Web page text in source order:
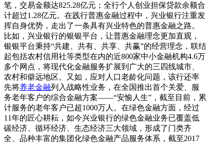
笔，交易金额达825.28亿元；全行个人创业担保贷款余额合
计超过1.28亿元。在践行普惠金融过程中，兴业银行注重发
挥自身优势，走出了一条具有兴业特色的普惠金融之路。
比如，兴业银行的银银平台，让普惠金融理念更加直观，
银银平台秉持“共建、共有、共享、共赢”的经营理念，联结
起包括农村信用社等类型在内的近800家中小金融机构4.6万
多个网点，将现代化金融服务扩展到广大的三四线城市、
农村和僻远地区。又如，应对人口老龄化问题，该行还率
先将养老金融列入战略性业务，在全国推出首个关爱、服
务老年客户的综合金融方案——“安愉人生”，截至目前，累
计服务的老年客户已超1000万人。在绿色金融方面，经过
11年的匠心耕耘，如今兴业银行的绿色金融业务已覆盖低
碳经济、循环经济、生态经济三大领域，形成了门类齐
全、品种丰富的集团化绿色金融产品服务体系，截至2017